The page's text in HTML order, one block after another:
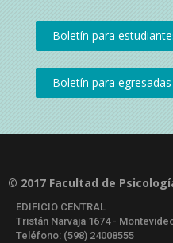
© 2017 Facultad de
EDIFICIO CENTRAL
Tristán Narvaja 1674 -
Teléfono: (598) 24008555